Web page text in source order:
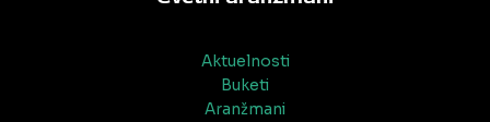
Aktuelnosti
Buketi
Aranžmani